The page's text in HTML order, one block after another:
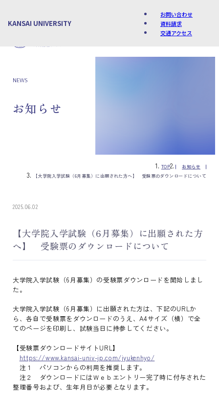
KANSAI UNIVERSITY
お問い合わせ
資料請求
交通アクセス
NEWS
お知らせ
TOP
お知らせ
【大学院入学試験（6月募集）に出願された方へ】 受験票のダウンロードについて
2025.06.02
【大学院入学試験（6月募集）に出願された方
へ】 受験票のダウンロードについて
大学院入学試験（6月募集）の受験票ダウンロードを開始しまし
た。
大学院入学試験（6月募集）に出願された方は、下記のURLか
ら、各自で受験票をダウンロードのうえ、A4サイズ（横）で全
てのページを印刷し、試験当日に持参してください。
【受験票ダウンロードサイトURL】
https://www.kansai-univ-jp.com/jyukenhyo/
注１ パソコンからの利用を推奨します。
注２ ダウンロードにはＷｅｂエントリー完了時に付与された
整理番号および、生年月日が必要となります。